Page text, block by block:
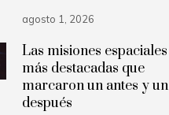
agosto 1, 2026
Las misiones espaciales
más destacadas que
marcaron un antes y un
después